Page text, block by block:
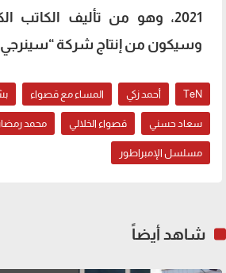
2021، وهو من تأليف الكاتب
وسيكون من إنتاج شركة
TeN أحمد زكي المساء مع قصواء
سعاد حسني قصواء الخلالي محمد
مسلسل الإمبراطور
شاهد أيضاً